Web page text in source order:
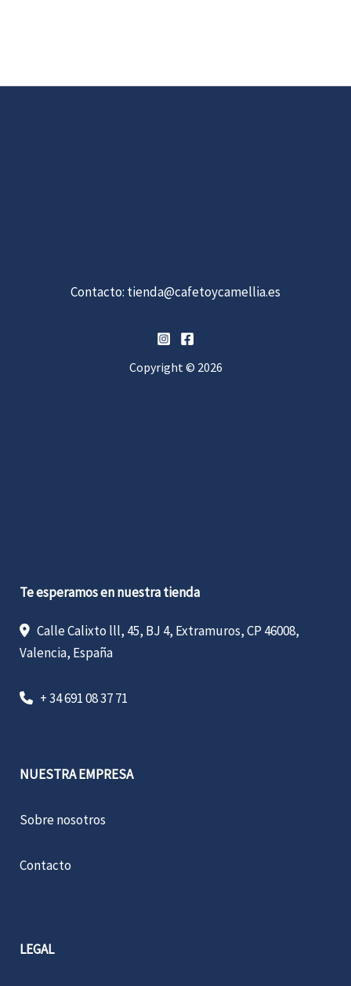
Contacto: tienda@cafetoycamellia.es
Copyright © 2026
Te esperamos en nuestra tienda
Calle Calixto lll, 45, BJ 4, Extramuros, CP 46008,
Valencia, España
+ 34 691 08 37 71
NUESTRA EMPRESA
Sobre nosotros
Contacto
LEGAL